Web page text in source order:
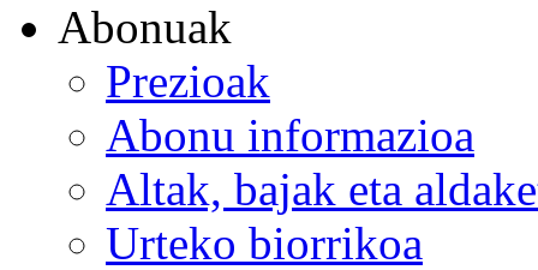
Abonuak
Prezioak
Abonu informazioa
Altak, bajak eta
Urteko biorrikoa